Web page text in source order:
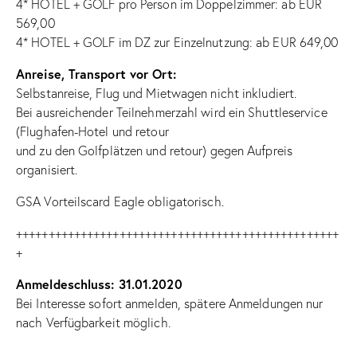
4* HOTEL + GOLF pro Person im Doppelzimmer: ab EUR
569,00
4* HOTEL + GOLF im DZ zur Einzelnutzung: ab EUR 649,00
Anreise, Transport vor Ort:
Selbstanreise, Flug und Mietwagen nicht inkludiert.
Bei ausreichender Teilnehmerzahl wird ein Shuttleservice
(Flughafen-Hotel und retour
und zu den Golfplätzen und retour) gegen Aufpreis
organisiert.
GSA Vorteilscard Eagle obligatorisch.
++++++++++++++++++++++++++++++++++++++++++++++++++
+
Anmeldeschluss: 31.01.2020
Bei Interesse sofort anmelden, spätere Anmeldungen nur
nach Verfügbarkeit möglich.